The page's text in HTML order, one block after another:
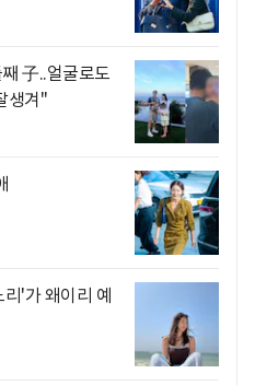
子..얼굴로도
생겨"
'가 왜이리 예